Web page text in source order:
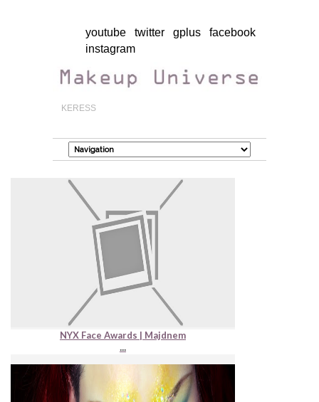
youtube twitter gplus
facebook
instagram
NYX Face Awards | Majdnem
...